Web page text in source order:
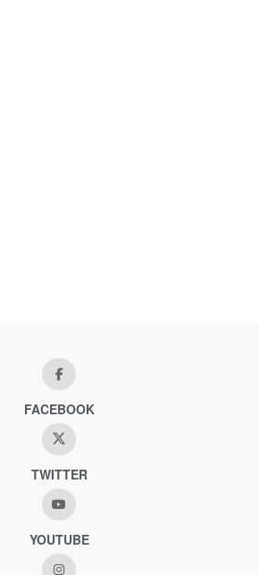
FACEBOOK
TWITTER
YOUTUBE